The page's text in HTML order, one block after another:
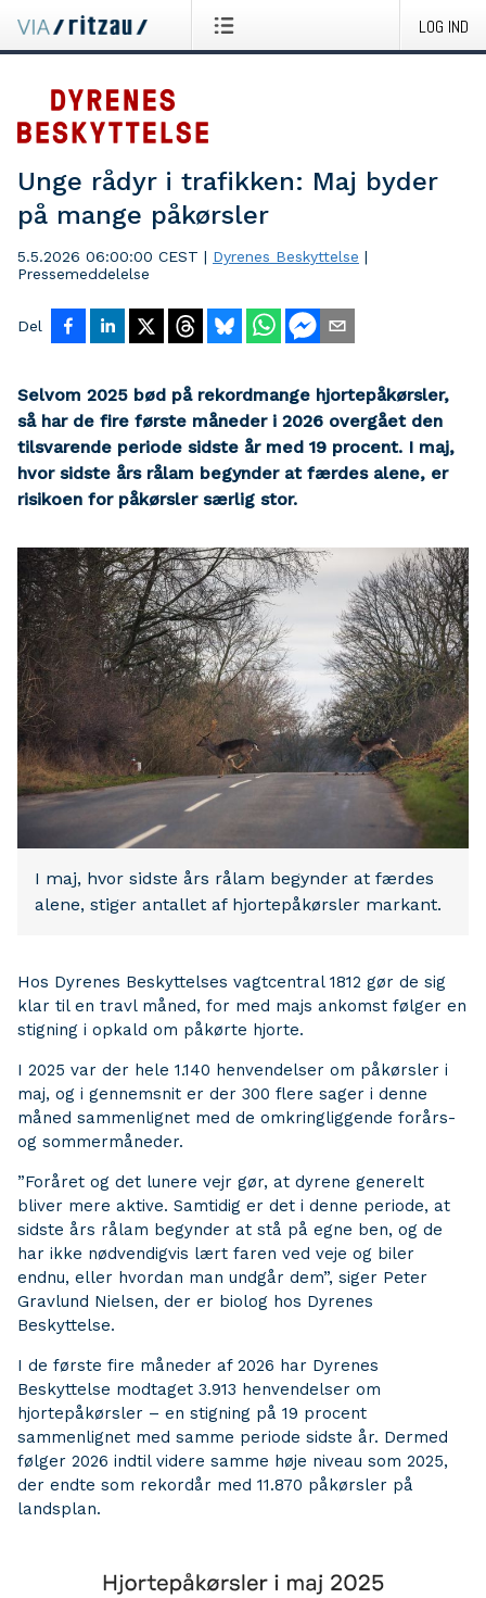
LOG IND
Unge rådyr i trafikken: Maj byder
på mange påkørsler
5.5.2026 06:00:00 CEST | Dyrenes Beskyttelse |
Pressemeddelelse
Del
Selvom 2025 bød på rekordmange hjortepåkørsler,
så har de fire første måneder i 2026 overgået den
tilsvarende periode sidste år med 19 procent. I maj,
hvor sidste års rålam begynder at færdes alene, er
risikoen for påkørsler særlig stor.
I maj, hvor sidste års rålam begynder at færdes
alene, stiger antallet af hjortepåkørsler markant.
Hos Dyrenes Beskyttelses vagtcentral 1812 gør de sig
klar til en travl måned, for med majs ankomst følger en
stigning i opkald om påkørte hjorte.
I 2025 var der hele 1.140 henvendelser om påkørsler i
maj, og i gennemsnit er der 300 flere sager i denne
måned sammenlignet med de omkringliggende forårs-
og sommermåneder.
”Foråret og det lunere vejr gør, at dyrene generelt
bliver mere aktive. Samtidig er det i denne periode, at
sidste års rålam begynder at stå på egne ben, og de
har ikke nødvendigvis lært faren ved veje og biler
endnu, eller hvordan man undgår dem”, siger Peter
Gravlund Nielsen, der er biolog hos Dyrenes
Beskyttelse.
I de første fire måneder af 2026 har Dyrenes
Beskyttelse modtaget 3.913 henvendelser om
hjortepåkørsler – en stigning på 19 procent
sammenlignet med samme periode sidste år. Dermed
følger 2026 indtil videre samme høje niveau som 2025,
der endte som rekordår med 11.870 påkørsler på
landsplan.